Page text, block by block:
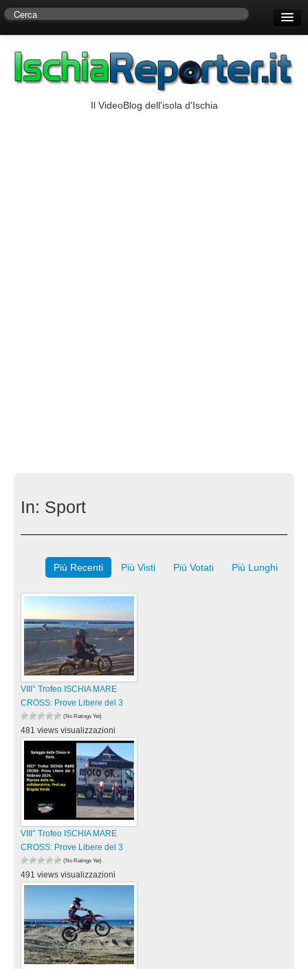
Centro di Ricerche Storiche D’Ambra
Il VideoBlog dell'isola d'Ischia
In: Sport
Più Recenti Più Visti Più Votati Più Lunghi
VIII° Trofeo ISCHIA MARE
CROSS: Prove Libere del 3
(No Ratings Yet)
481 views visualizzazioni
VIII° Trofeo ISCHIA MARE
CROSS: Prove Libere del 3
(No Ratings Yet)
491 views visualizzazioni